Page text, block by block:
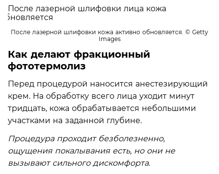
После лазерной шлифовки кожа активно обновляется. © Getty
Images
Как делают фракционный
фототермолиз
Перед процедурой наносится анестезирующий
крем. На обработку всего лица уходит минут
тридцать, кожа обрабатывается небольшими
участками на заданной глубине.
Процедура проходит безболезненно,
ощущения покалывания есть, но они не
вызывают сильного дискомфорта.